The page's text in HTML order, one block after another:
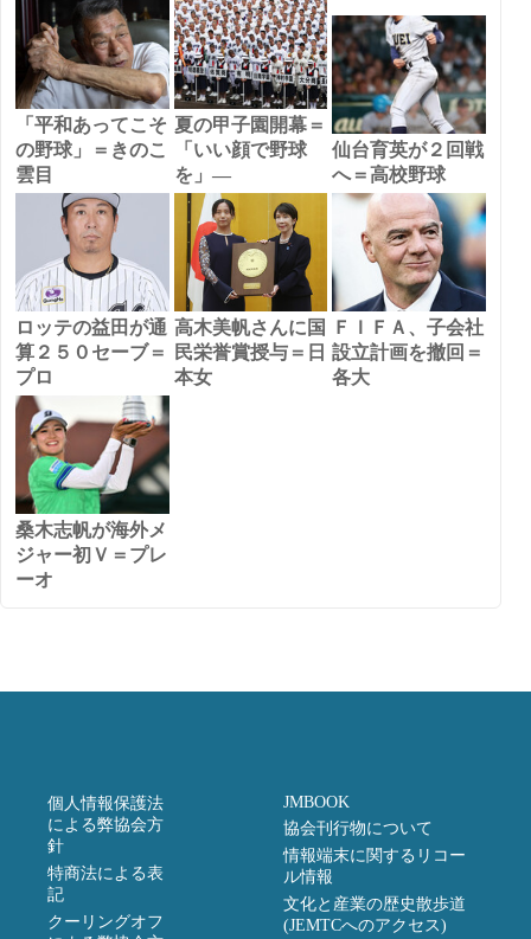
「平和あってこそ
の野球」＝きのこ
雲目
夏の甲子園開幕＝
「いい顔で野球
を」―
仙台育英が２回戦
へ＝高校野球
ロッテの益田が通
算２５０セーブ＝
プロ
高木美帆さんに国
民栄誉賞授与＝日
本女
ＦＩＦＡ、子会社
設立計画を撤回＝
各大
桑木志帆が海外メ
ジャー初Ｖ＝プレ
ーオ
個人情報保護法
による弊協会方
針
特商法による表
記
クーリングオフ
JMBOOK
協会刊行物について
情報端末に関するリコー
ル情報
文化と産業の歴史散歩道
(JEMTCへのアクセス)